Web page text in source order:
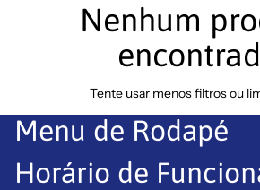
Nenhum
Tente usar menos filtros ou
Menu de Rodapé
Horário de